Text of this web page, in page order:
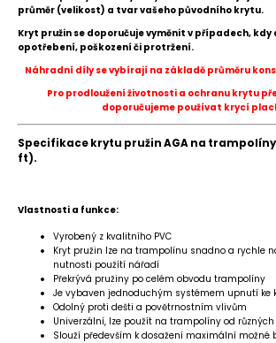
průměr (velikost) a tvar vašeho původního krytu.
Kryt pružin se doporučuje vyměnit v případech, kdy
opotřebení, poškození či protržení.
Náhradní díly se vybírají na základě průměru
Pro prodloužení životnosti a ochranu krytu
doporučujeme používat krycí
Specifikace krytu pružin AGA na trampolíny
ft).
Vlastnosti a funkce:
Vyrobený z kvalitního PVC
Kryt pružin lze na trampolínu snadno a rychle
nutnosti použítí nářadí
Překrývá pružiny po celém obvodu trampolíny
Je vybaven jednoduchým systémem upnutí ke
Odolný proti dešti a povětrnostním vlivům
Univerzální, lze použít na trampolíny od
Slouží především k dosažení maximální možné